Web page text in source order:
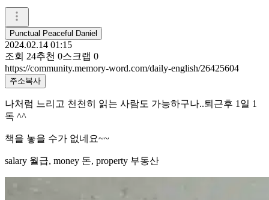
Punctual Peaceful Daniel
2024.02.14 01:15
조회 24추천 0스크랩 0
https://community.memory-word.com/daily-english/26425604
주소복사
나처럼 느리고 천천히 읽는 사람도 가능하구나..퇴근후 1일 1
독 ^^
책을 놓을 수가 없네요~~
salary 월급, money 돈, property 부동산